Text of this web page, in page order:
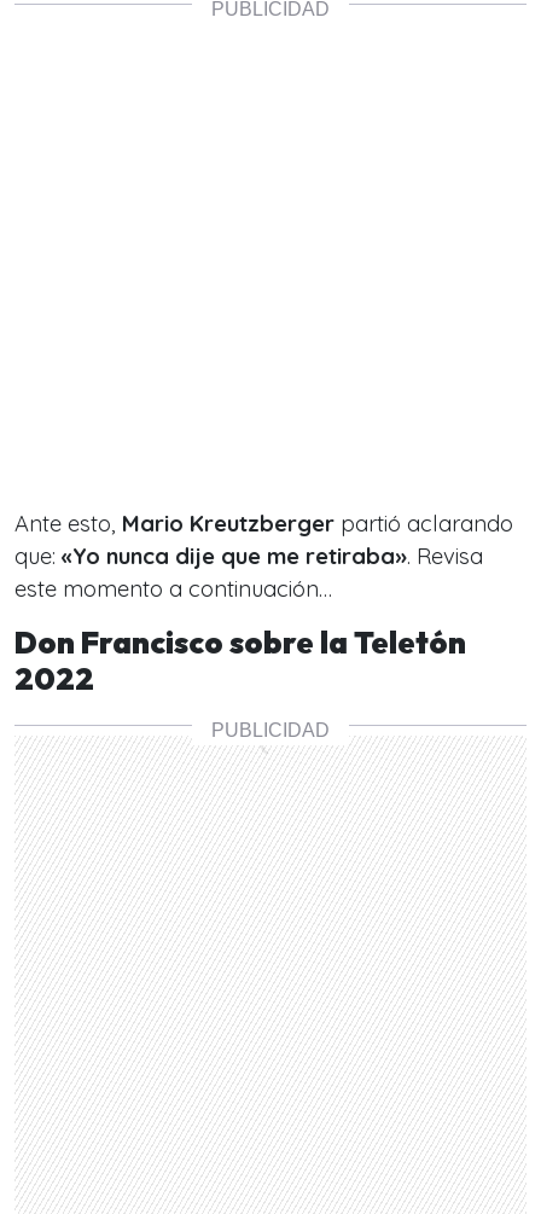
Ante esto, Mario Kreutzberger partió aclarando
que: «Yo nunca dije que me retiraba». Revisa
este momento a continuación…
Don Francisco sobre la Teletón
2022